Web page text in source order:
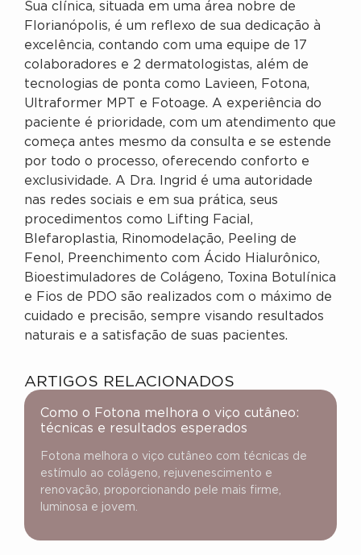
Sua clínica, situada em uma área nobre de
Florianópolis, é um reflexo de sua dedicação à
excelência, contando com uma equipe de 17
colaboradores e 2 dermatologistas, além de
tecnologias de ponta como Lavieen, Fotona,
Ultraformer MPT e Fotoage. A experiência do
paciente é prioridade, com um atendimento que
começa antes mesmo da consulta e se estende
por todo o processo, oferecendo conforto e
exclusividade. A Dra. Ingrid é uma autoridade
nas redes sociais e em sua prática, seus
procedimentos como Lifting Facial,
Blefaroplastia, Rinomodelação, Peeling de
Fenol, Preenchimento com Ácido Hialurônico,
Bioestimuladores de Colágeno, Toxina Botulínica
e Fios de PDO são realizados com o máximo de
cuidado e precisão, sempre visando resultados
naturais e a satisfação de suas pacientes.
ARTIGOS RELACIONADOS
Como o Fotona melhora o viço cutâneo:
técnicas e resultados esperados
Fotona melhora o viço cutâneo com técnicas de
estímulo ao colágeno, rejuvenescimento e
renovação, proporcionando pele mais firme,
luminosa e jovem.